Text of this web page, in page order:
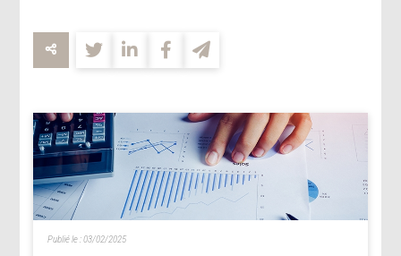
Publié le :03/02/2025